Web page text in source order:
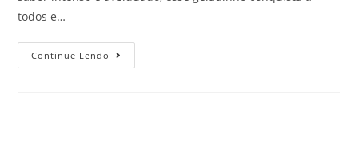
todos e…
Continue Lendo